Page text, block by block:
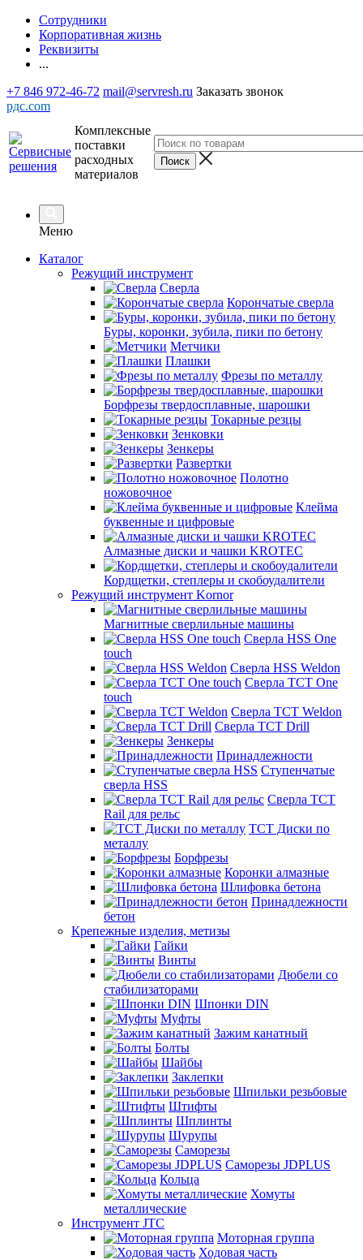
Сотрудники
Корпоративная жизнь
Реквизиты
...
+7 846 972-46-72 mail@servresh.ru Заказать звонок
рдс.com
Комплексные
поставки
расходных
материалов
Меню
Каталог
Режущий инструмент
Сверла
Корончатые сверла
Буры, коронки, зубила, пики по бетону
Метчики
Плашки
Фрезы по металлу
Борфрезы твердосплавные, шарошки
Токарные резцы
Зенковки
Зенкеры
Развертки
Полотно
ножовочное
Клейма
буквенные и цифровые
Алмазные диски и чашки KROTEC
Кордщетки, степлеры и скобоудалители
Режущий инструмент Kornor
Магнитные сверлильные машины
Сверла HSS One
touch
Сверла HSS Weldon
Сверла TCT One
touch
Сверла TCT Weldon
Сверла TCT Drill
Зенкеры
Принадлежности
Ступенчатые
сверла HSS
Сверла TCT
Rail для рельс
TCT Диски по
металлу
Борфрезы
Коронки алмазные
Шлифовка бетона
Принадлежности
бетон
Крепежные изделия, метизы
Гайки
Винты
Дюбели со
стабилизаторами
Шпонки DIN
Муфты
Зажим канатный
Болты
Шайбы
Заклепки
Шпильки резьбовые
Штифты
Шплинты
Шурупы
Саморезы
Саморезы JDPLUS
Кольца
Хомуты
металлические
Инструмент JTC
Моторная группа
Ходовая часть